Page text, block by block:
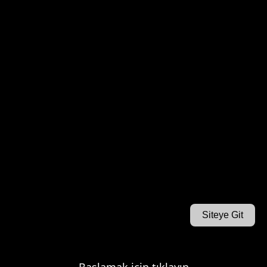
Siteye Git